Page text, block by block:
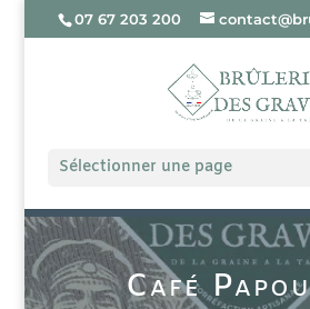
07 67 203 200
Sélectionner une page
Café